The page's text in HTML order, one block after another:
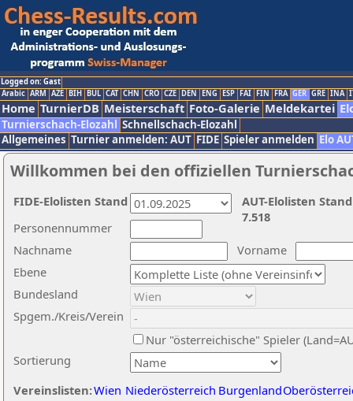
Logged on: Gast
Arabic ARM AZE BIH BUL CAT CHN CRO CZE DEN ENG ESP FAI FIN FRA GER GRE INA
Home TurnierDB Meisterschaft Foto-Galerie Meldekartei
Turnierschach-Elozahl Schnellschach-Elozahl
Allgemeines Turnier anmelden: AUT FIDE Spieler anmelden Elo
Willkommen bei den offiziellen
Nachname
Vorname
Ebene
Sortierung
Personennummer
Bundesland
Spgem./Kreis/Verein
Nur "österreichische" Spieler
Vereinslisten:Wien Niederösterreich Burgenland
AUT-Elolisten
7.518
FIDE-Elolisten Stand